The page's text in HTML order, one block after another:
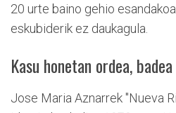
20 urte baino gehio
eskubiderik ez daukagula.
Kasu honetan ordea,
Jose Maria Aznarrek "Nueva